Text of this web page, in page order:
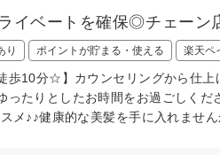
イベートを確保◎チェーン
り ポイントが貯まる・使える 楽天ペ
歩10分☆】カウンセリングから仕
ったりとしたお時間をお過ごしくだ
メ♪♪健康的な美髪を手に入れません